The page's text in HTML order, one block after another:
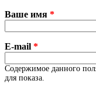
Ваше имя *
E-mail *
Содержимое данного
для показа.